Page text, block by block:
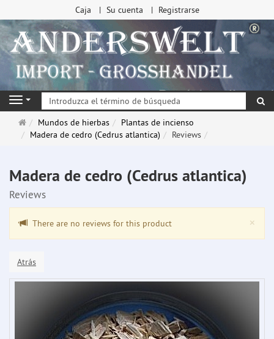
Caja Su cuenta Registrarse
Navigation
Página
de
Mundos de hierbas
Plantas de incienso
Madera de cedro (Cedrus atlantica)
Reviews
Madera de cedro (Cedrus atlantica)
Reviews
×
There are no reviews for this product
Atrás